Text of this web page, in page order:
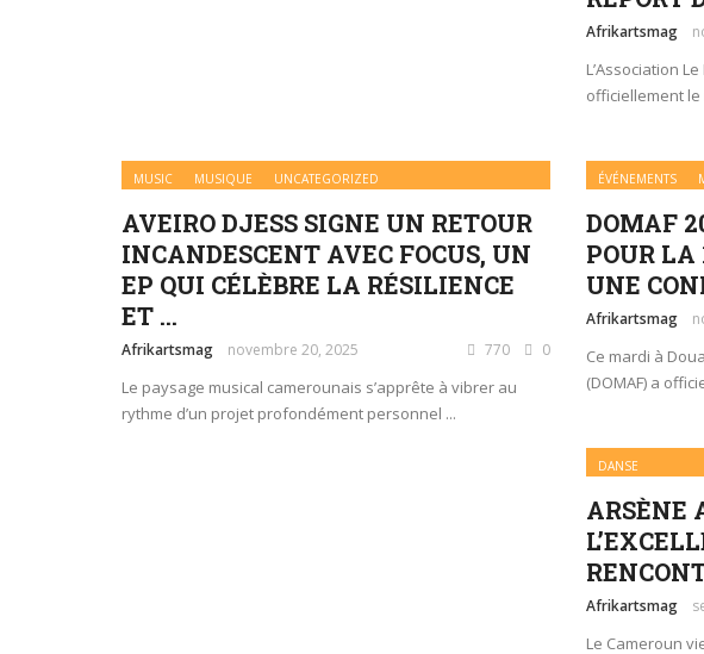
Afrikartsmag
L’Association
officiellement
MUSIC MUSIQUE UNCATEGORIZED
AVEIRO DJESS SIGNE UN RETOUR
INCANDESCENT AVEC FOCUS, UN
EP QUI CÉLÈBRE LA RÉSILIENCE
ET ...
Afrikartsmag novembre 20, 2025 770 0
Le paysage musical camerounais s’apprête à vibrer au
rythme d’un projet profondément personnel ...
ÉVÉNEMENTS
DOMAF
POUR LA
UNE
Afrikartsmag
Ce mardi à
(DOMAF) a
DANSE
ARSÈNE
Afrikartsmag
Le Cameroun